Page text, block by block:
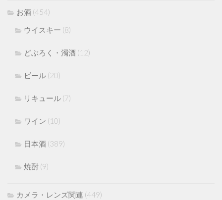
お酒 (454)
ウイスキー (8)
どぶろく・濁酒 (12)
ビール (20)
リキュール (7)
ワイン (10)
日本酒 (389)
焼酎 (9)
カメラ・レンズ関連 (449)